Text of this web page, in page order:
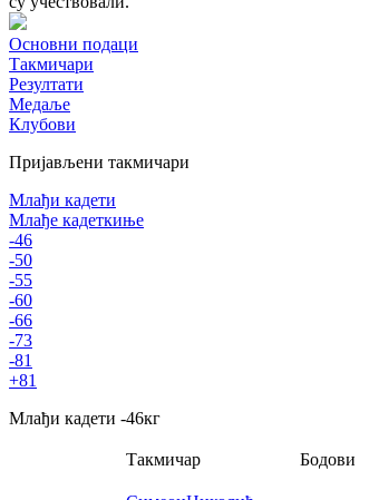
Основни подаци
Такмичари
Резултати
Медаље
Клубови
Пријављени такмичари
Млађи кадети
Млађе кадеткиње
-46
-50
-55
-60
-66
-73
-81
+81
Млађи кадети -46кг
Такмичар Бодови